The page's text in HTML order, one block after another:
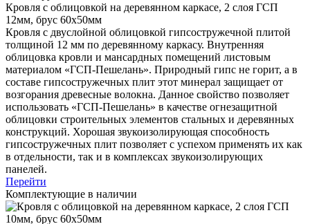
Кровля с облицовкой на деревянном каркасе, 2 слоя ГСП
12мм, брус 60х50мм
Кровля с двуслойной облицовкой гипсостружечной плитой
толщиной 12 мм по деревянному каркасу. Внутренняя
облицовка кровли и мансардных помещений листовым
материалом «ГСП-Пешелань». Природный гипс не горит, а в
составе гипсостружечных плит этот минерал защищает от
возгорания древесные волокна. Данное свойство позволяет
использовать «ГСП-Пешелань» в качестве огнезащитной
облицовки строительных элементов стальных и деревянных
конструкций. Хорошая звукоизолирующая способность
гипсостружечных плит позволяет с успехом применять их как
в отдельности, так и в комплексах звукоизолирующих
панелей.
Перейти
Комплектующие в наличии